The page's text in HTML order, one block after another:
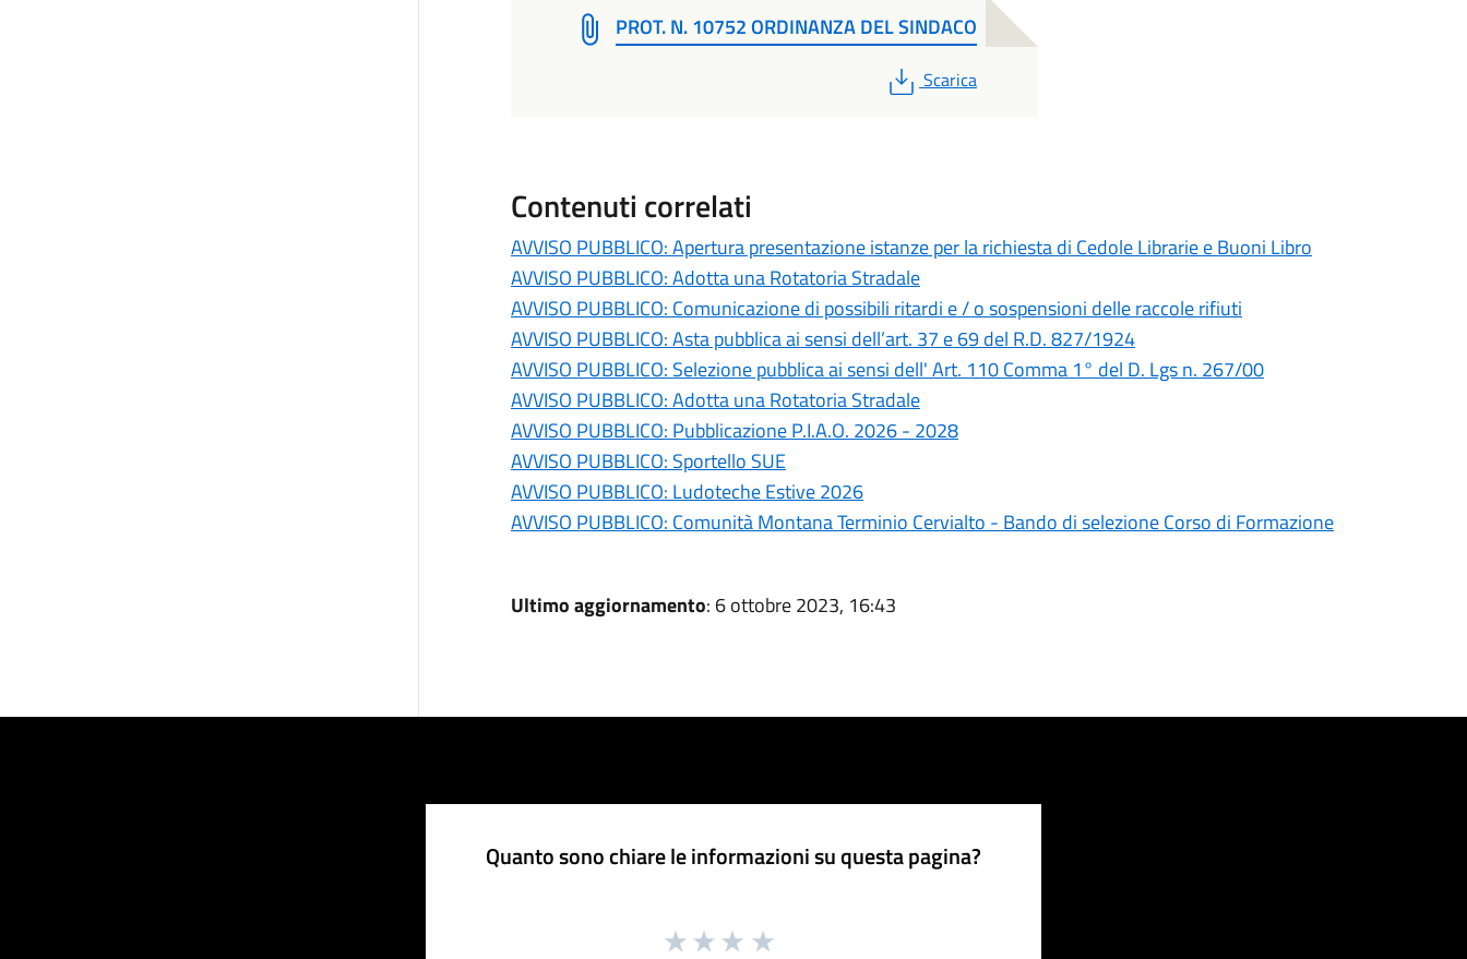
PROT. N. 10752 ORDINANZA DEL SINDACO
PDF
Scarica
Contenuti correlati
AVVISO PUBBLICO: Apertura presentazione istanze per la richiesta di Cedole Librarie e Buoni Libro
AVVISO PUBBLICO: Adotta una Rotatoria Stradale
AVVISO PUBBLICO: Comunicazione di possibili ritardi e / o sospensioni delle raccole rifiuti
AVVISO PUBBLICO: Asta pubblica ai sensi dell’art. 37 e 69 del R.D. 827/1924
AVVISO PUBBLICO: Selezione pubblica ai sensi dell' Art. 110 Comma 1° del D. Lgs n. 267/00
AVVISO PUBBLICO: Adotta una Rotatoria Stradale
AVVISO PUBBLICO: Pubblicazione P.I.A.O. 2026 - 2028
AVVISO PUBBLICO: Sportello SUE
AVVISO PUBBLICO: Ludoteche Estive 2026
AVVISO PUBBLICO: Comunità Montana Terminio Cervialto - Bando di selezione Corso di Formazione
Ultimo aggiornamento: 6 ottobre 2023, 16:43
Quanto sono chiare le informazioni su questa pagina?